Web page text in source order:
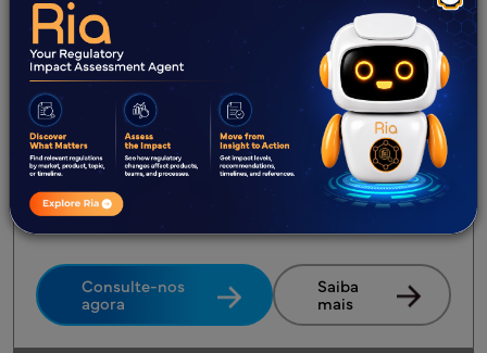
junho de 2026
A EMA publicou uma Compilação de
Procedimentos da União sobre Inspeções de
GMP/GDP totalmente revista em junho de 2026,
atualizando o quadro de referência autorizado
utilizado por todos os inspetores da UE/EEA e pela
indústria para a conformidade na fabricação e
distribuição farmacêutica.
Consulte-nos
agora
Saiba
mais